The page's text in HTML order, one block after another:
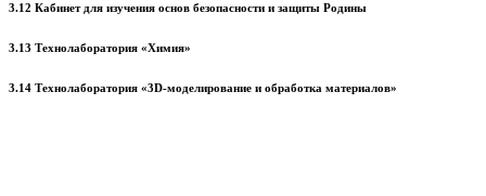
3.12 Кабинет для изучения основ безопасности и защиты Родины
3.13 Технолаборатория «Химия»
3.14 Технолаборатория «3D-моделирование и обработка материалов»